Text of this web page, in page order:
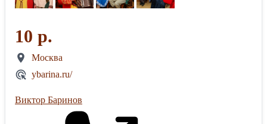
10 р.
Москва
ybarina.ru/
Виктор Баринов